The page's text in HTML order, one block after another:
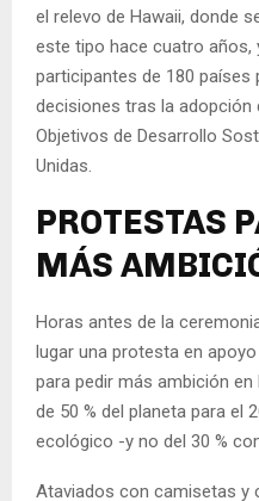
el relevo de Hawaii, donde
este tipo hace cuatro años,
participantes de 180 países
decisiones tras la adopción
Objetivos de Desarrollo
Unidas.
PROTESTAS
MÁS
Horas antes de la
lugar una protesta en
para pedir más ambición
de 50 % del planeta para el
ecológico -y no del 30 %
Ataviados con camisetas y